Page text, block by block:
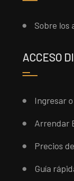
Sobre los
ACCESO
Ingresar
Arrendar
Precios
Guía